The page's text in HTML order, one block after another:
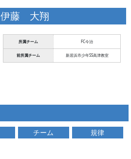
伊藤 大翔
所属チーム FC今治
前所属チーム 新居浜市少年SS高津教室
チーム 規律